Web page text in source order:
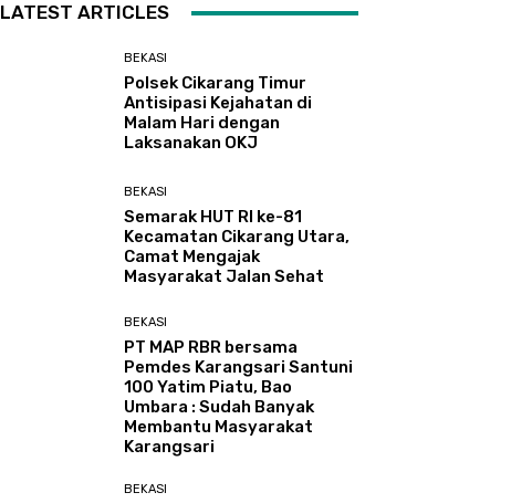
LATEST ARTICLES
BEKASI
Polsek Cikarang Timur
Antisipasi Kejahatan di
Malam Hari dengan
Laksanakan OKJ
BEKASI
Semarak HUT RI ke-81
Kecamatan Cikarang Utara,
Camat Mengajak
Masyarakat Jalan Sehat
BEKASI
PT MAP RBR bersama
Pemdes Karangsari Santuni
100 Yatim Piatu, Bao
Umbara : Sudah Banyak
Membantu Masyarakat
Karangsari
BEKASI